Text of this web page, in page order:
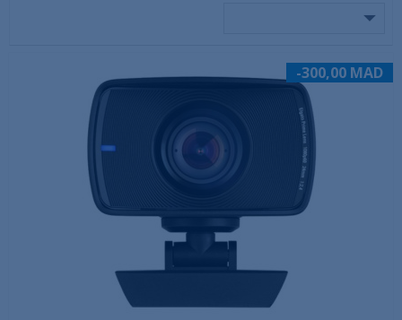
-300,00 MAD